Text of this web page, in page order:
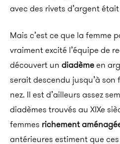
avec des rivets d’argent
Mais c’est ce que la femme
vraiment excité l’équipe de
découvert un diadèmeen
serait descendu jusqu’à son
nez. Il est d’ailleurs assez
diadèmes trouvés au XIXe
femmes richement
antérieures estiment que